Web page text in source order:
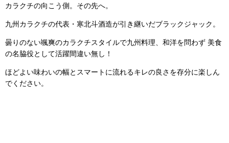
カラクチの向こう側。その先へ。
九州カラクチの代表・寒北斗酒造が引き継いだブラックジャック。
曇りのない颯爽のカラクチスタイルで九州料理、和洋を問わず 美食
の名脇役として活躍間違い無し！
ほどよい味わいの幅とスマートに流れるキレの良さを存分に楽しん
でください。